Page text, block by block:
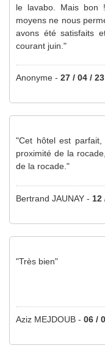
le lavabo. Mais bon
moyens ne nous
avons été satisfaits
courant juin."
Anonyme - 27 / 04 / 23
"Cet hôtel est
proximité de la
de la rocade."
Bertrand JAUNAY - 12
"Très bien"
Aziz MEJDOUB - 06 /